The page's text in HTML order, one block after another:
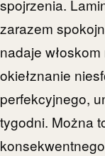
spojrzenia.
zarazem
nadaje
okiełznanie
perfekcyjnego,
tygodni. Można